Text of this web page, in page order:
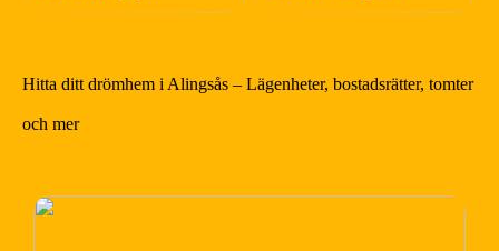
Hitta ditt drömhem i Alingsås – Lägenheter, bostadsrätter, tomter
och mer